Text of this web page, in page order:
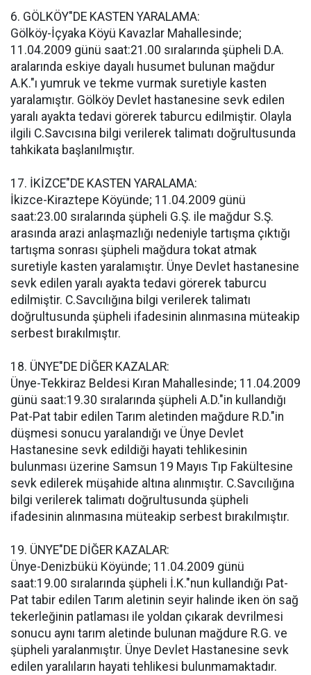
6. GÖLKÖY"DE KASTEN YARALAMA:
Gölköy-İçyaka Köyü Kavazlar Mahallesinde;
11.04.2009 günü saat:21.00 sıralarında şüpheli D.A.
aralarında eskiye dayalı husumet bulunan mağdur
A.K."ı yumruk ve tekme vurmak suretiyle kasten
yaralamıştır. Gölköy Devlet hastanesine sevk edilen
yaralı ayakta tedavi görerek taburcu edilmiştir. Olayla
ilgili C.Savcısına bilgi verilerek talimatı doğrultusunda
tahkikata başlanılmıştır.
17. İKİZCE"DE KASTEN YARALAMA:
İkizce-Kiraztepe Köyünde; 11.04.2009 günü
saat:23.00 sıralarında şüpheli G.Ş. ile mağdur S.Ş.
arasında arazi anlaşmazlığı nedeniyle tartışma çıktığı
tartışma sonrası şüpheli mağdura tokat atmak
suretiyle kasten yaralamıştır. Ünye Devlet hastanesine
sevk edilen yaralı ayakta tedavi görerek taburcu
edilmiştir. C.Savcılığına bilgi verilerek talimatı
doğrultusunda şüpheli ifadesinin alınmasına müteakip
serbest bırakılmıştır.
18. ÜNYE"DE DİĞER KAZALAR:
Ünye-Tekkiraz Beldesi Kıran Mahallesinde; 11.04.2009
günü saat:19.30 sıralarında şüpheli A.D."in kullandığı
Pat-Pat tabir edilen Tarım aletinden mağdure R.D."in
düşmesi sonucu yaralandığı ve Ünye Devlet
Hastanesine sevk edildiği hayati tehlikesinin
bulunması üzerine Samsun 19 Mayıs Tıp Fakültesine
sevk edilerek müşahide altına alınmıştır. C.Savcılığına
bilgi verilerek talimatı doğrultusunda şüpheli
ifadesinin alınmasına müteakip serbest bırakılmıştır.
19. ÜNYE"DE DİĞER KAZALAR:
Ünye-Denizbükü Köyünde; 11.04.2009 günü
saat:19.00 sıralarında şüpheli İ.K."nun kullandığı Pat-
Pat tabir edilen Tarım aletinin seyir halinde iken ön sağ
tekerleğinin patlaması ile yoldan çıkarak devrilmesi
sonucu aynı tarım aletinde bulunan mağdure R.G. ve
şüpheli yaralanmıştır. Ünye Devlet Hastanesine sevk
edilen yaralıların hayati tehlikesi bulunmamaktadır.